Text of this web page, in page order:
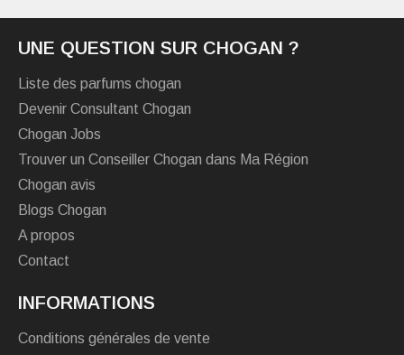
UNE QUESTION SUR CHOGAN ?
Liste des parfums chogan
Devenir Consultant Chogan
Chogan Jobs
Trouver un Conseiller Chogan dans Ma Région
Chogan avis
Blogs Chogan
A propos
Contact
INFORMATIONS
Conditions générales de vente